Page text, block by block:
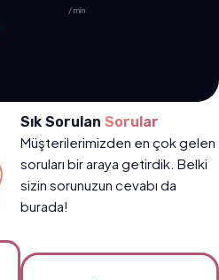
/ min
Sık Sorulan Sorular
Müşterilerimizden en çok gelen
soruları bir araya getirdik. Belki
sizin sorunuzun cevabı da
burada!